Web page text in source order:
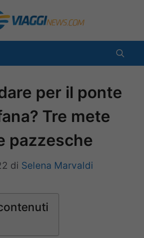
per il ponte
Tre mete
pazzesche
di Selena Marvaldi